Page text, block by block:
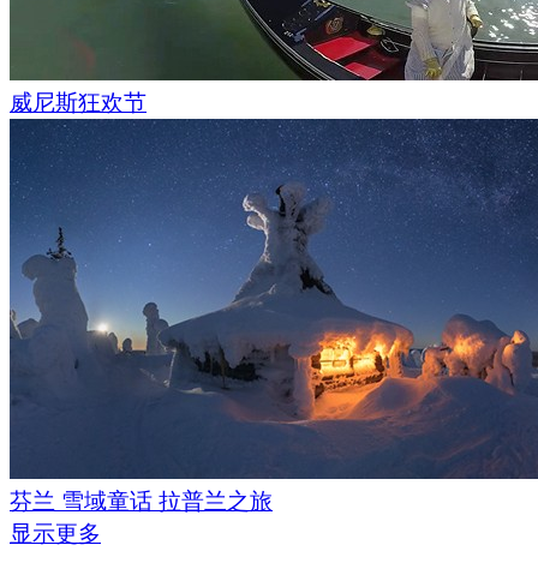
威尼斯狂欢节
芬兰 雪域童话 拉普兰之旅
显示更多